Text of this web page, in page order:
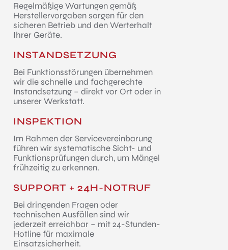
Regelmäßige Wartungen gemäß
Herstellervorgaben sorgen für den
sicheren Betrieb und den Werterhalt
Ihrer Geräte.
INSTANDSETZUNG
Bei Funktionsstörungen übernehmen
wir die schnelle und fachgerechte
Instandsetzung – direkt vor Ort oder in
unserer Werkstatt.
INSPEKTION
Im Rahmen der Servicevereinbarung
führen wir systematische Sicht- und
Funktionsprüfungen durch, um Mängel
frühzeitig zu erkennen.
SUPPORT + 24H-NOTRUF
Bei dringenden Fragen oder
technischen Ausfällen sind wir
jederzeit erreichbar – mit 24-Stunden-
Hotline für maximale
Einsatzsicherheit.